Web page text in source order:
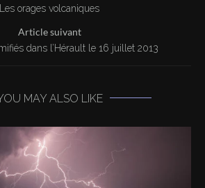
Les orages volcaniques
Article suivant
dans l’Hérault le 16 juillet 2013
MAY ALSO LIKE